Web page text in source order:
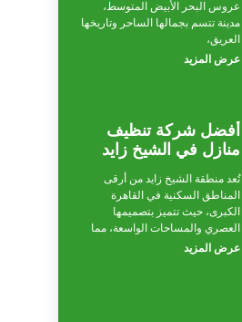
عروس البحر الأبيض المتوسط،
مدينة تتسم بجمالها الساحر وتاريخها
العريق،
عرض المزيد
أفضل شركة تنظيف
منازل في الشيخ زايد
تُعد منطقة الشيخ زايد من أرقى
المناطق السكنية في القاهرة
الكبرى، حيث تتميز بتصميمها
العصري والمساحات الواسعة، مما
عرض المزيد